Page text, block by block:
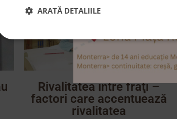
Rivalitatea între fraţi –
factori care accentuează
rivalitatea
ARATĂ DETALIILE